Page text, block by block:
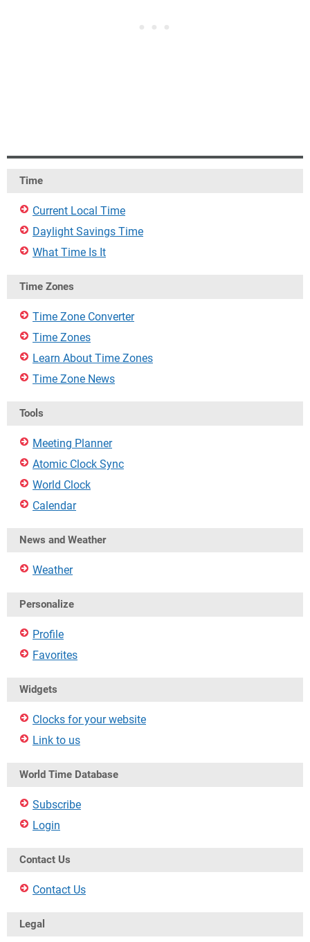
Time
Current Local Time
Daylight Savings Time
What Time Is It
Time Zones
Time Zone Converter
Time Zones
Learn About Time Zones
Time Zone News
Tools
Meeting Planner
Atomic Clock Sync
World Clock
Calendar
News and Weather
Weather
Personalize
Profile
Favorites
Widgets
Clocks for your website
Link to us
World Time Database
Subscribe
Login
Contact Us
Contact Us
Legal